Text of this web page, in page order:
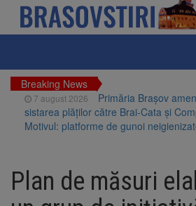
Breaking News
7 august 2026
Primăria Brașov
sistarea plăților către Brai-Cata și
Motivul: platforme de gunoi
Piața Star din Brașov au fost demolate
Plan de măsuri